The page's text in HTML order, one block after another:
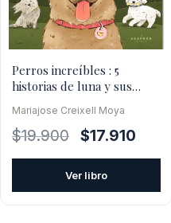
Perros increíbles : 5
historias de luna y sus
Mariajose Creixell Moya
$19.900
El
original
era:
$17.910
es:
Ver libro